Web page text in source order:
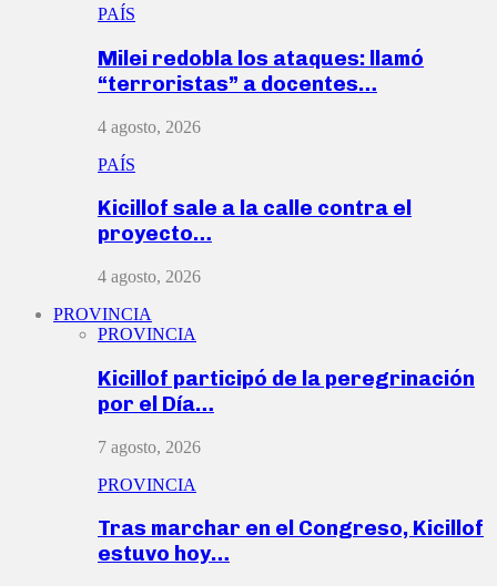
PAÍS
Milei redobla los ataques: llamó
“terroristas” a docentes…
4 agosto, 2026
PAÍS
Kicillof sale a la calle contra el
proyecto…
4 agosto, 2026
PROVINCIA
PROVINCIA
Kicillof participó de la peregrinación
por el Día…
7 agosto, 2026
PROVINCIA
Tras marchar en el Congreso, Kicillof
estuvo hoy…